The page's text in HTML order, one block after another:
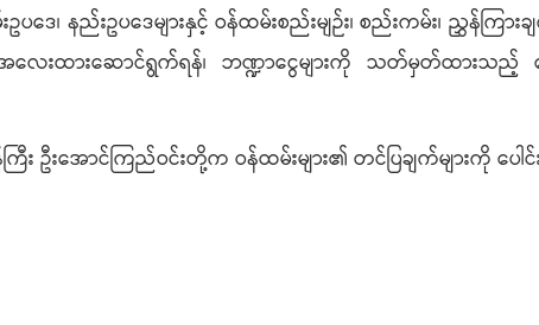
၊ နည်းဥပဒေများနှင့် ဝန်ထမ်းစည်းမျဉ်း၊ စည်းကမ်း၊ ညွှန်ကြာ
အလေးထားဆောင်ရွက်ရန်၊ ဘဏ္ဍာငွေများကို သတ်မှတ်ထားသည့် ငွ
း ဦးအောင်ကြည်ဝင်းတို့က ဝန်ထမ်းများ၏ တင်ပြချက်များကို ပေ